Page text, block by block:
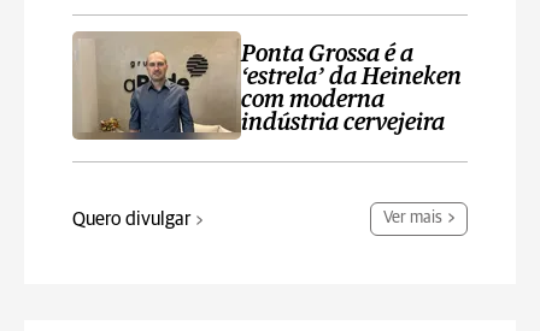
Ponta Grossa é a
‘estrela’ da Heineken
com moderna
indústria cervejeira
Quero divulgar Ver mais